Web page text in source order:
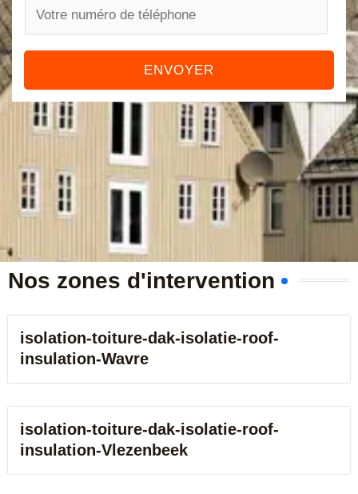
*
h
o
m
b
r
ENVOYER
Nos zones d'intervention
isolation-toiture-dak-isolatie-roof-
insulation-Wavre
isolation-toiture-dak-isolatie-roof-
insulation-Vlezenbeek